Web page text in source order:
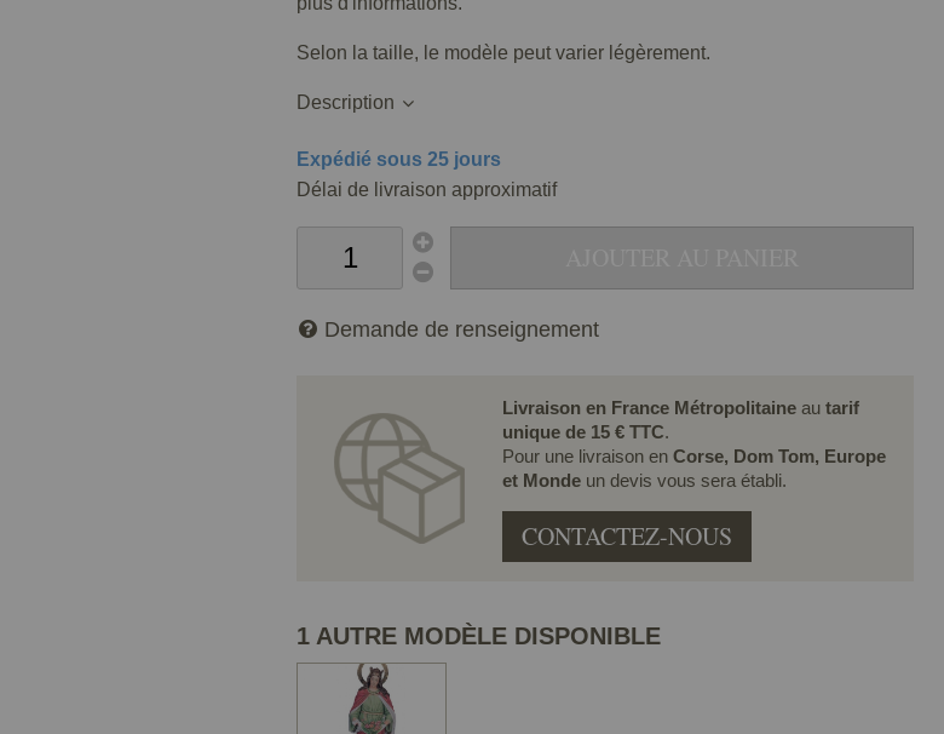
Selon la taille, le modèle peut varier légèrement.
Description
Expédié sous 25 jours
Délai de livraison approximatif
Demande de renseignement
Livraison en France Métropolitaineau tarif
unique de 15 € TTC.
Pour une livraison en Corse, Dom Tom, Europe
et Monde un devis vous sera établi.
CONTACTEZ-NOUS
1 AUTRE MODÈLE DISPONIBLE